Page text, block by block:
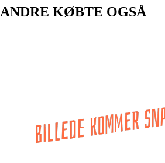
ANDRE KØBTE OGSÅ